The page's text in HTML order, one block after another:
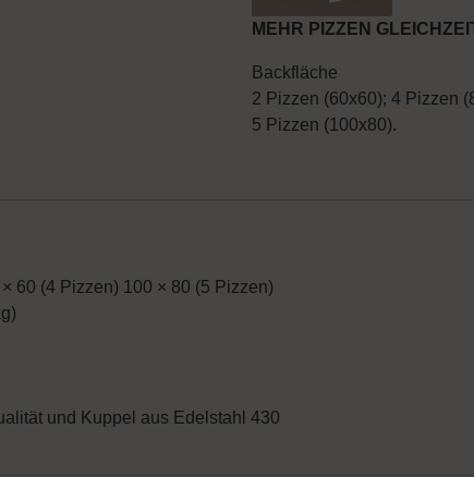
MEHR PIZZEN
Backfläche
2 Pizzen (60x60); 4 Pizzen
5 Pizzen (100x80).
60 (4 Pizzen) 100 × 80 (5 Pizzen)
und Kuppel aus Edelstahl 430